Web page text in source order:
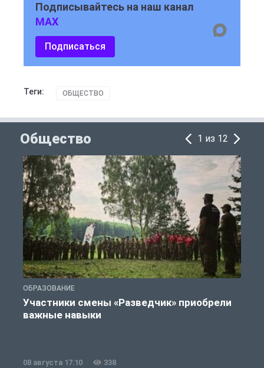
Подписывайтесь на наш канал
MAX
Подписаться
Теги: ОБЩЕСТВО
Общество 1 из 12
ОБРАЗОВАНИЕ
Участники смены «Разведчик» приобрели
важные навыки
08 августа 17:10 338